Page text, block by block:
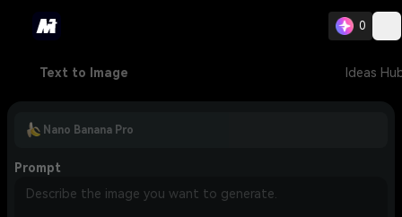
0
Text to Image Ideas
Nano Banana Pro
Prompt